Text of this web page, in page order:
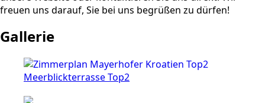
freuen uns darauf, Sie bei uns begrüßen zu dürfen!
Gallerie
Meerblickterrasse Top2